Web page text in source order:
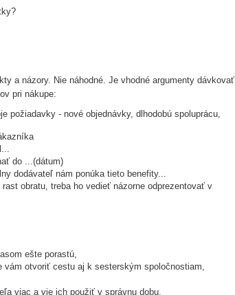
a názory. Nie náhodné. Je vhodné argumenty dávkovať
pri nákupe:
požiadavky - nové objednávky, dlhodobú spoluprácu,
do ...(dátum)
dodávateľ nám ponúka tieto benefity...
obratu, treba ho vedieť názorne odprezentovať v
ešte porastú,
vám otvoriť cestu aj k sesterským spoločnostiam,
viac a vie ich použiť v správnu dobu.